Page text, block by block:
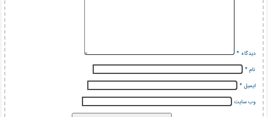
دیدگاه*
نام*
ایمیل*
وب‌ سایت